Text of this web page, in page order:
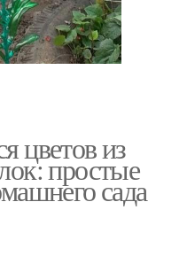
цветов из
простые
сада